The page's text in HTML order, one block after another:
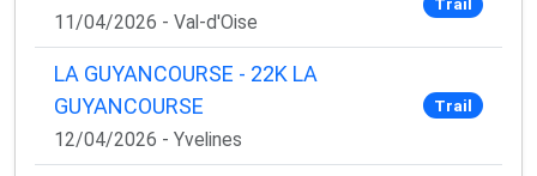
11/04/2026 - Val-d'Oise
Trail
LA GUYANCOURSE - 22K LA
GUYANCOURSE
12/04/2026 - Yvelines
Trail